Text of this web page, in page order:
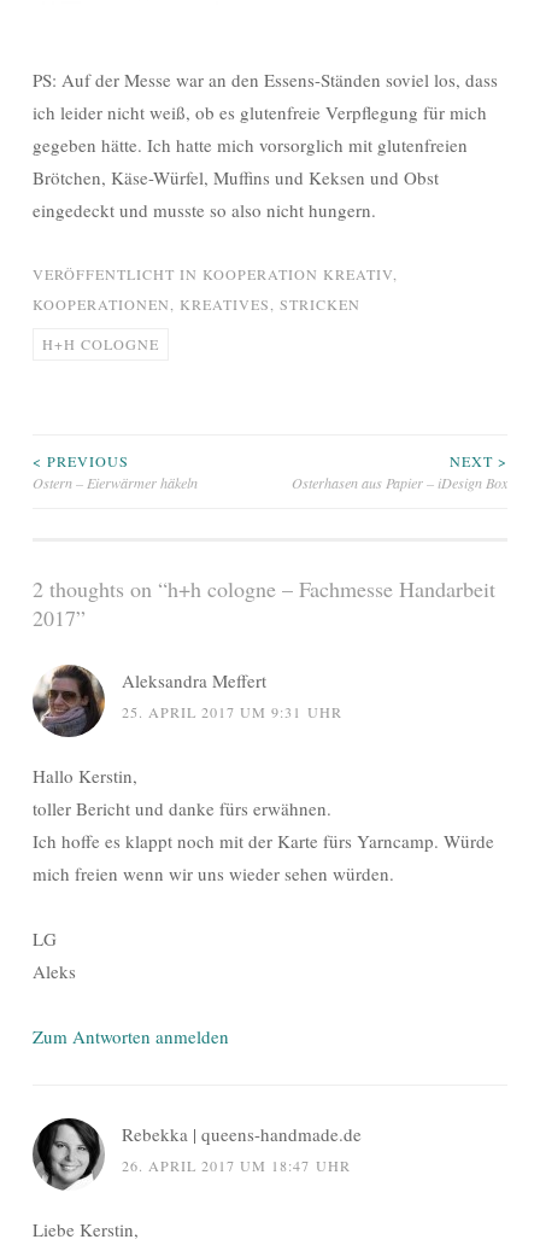
PS: Auf der Messe war an den Essens-Ständen soviel los, dass
ich leider nicht weiß, ob es glutenfreie Verpflegung für mich
gegeben hätte. Ich hatte mich vorsorglich mit glutenfreien
Brötchen, Käse-Würfel, Muffins und Keksen und Obst
eingedeckt und musste so also nicht hungern.
VERÖFFENTLICHT IN KOOPERATION KREATIV
KOOPERATIONEN
KREATIVES STRICKEN
H+H COLOGNE
Beitragsnavigation
< PREVIOUS
Ostern – Eierwärmer häkeln
NEXT >
Osterhasen aus Papier – iDesign Box
2 thoughts on “h+h cologne – Fachmesse Handarbeit
2017”
Aleksandra Meffert
25. APRIL 2017 UM 9:31 UHR
Hallo Kerstin,
toller Bericht und danke fürs erwähnen.
Ich hoffe es klappt noch mit der Karte fürs Yarncamp. Würde
mich freien wenn wir uns wieder sehen würden.
LG
Aleks
Zum Antworten anmelden
Rebekka | queens-handmade.de
26. APRIL 2017 UM 18:47 UHR
Liebe Kerstin,